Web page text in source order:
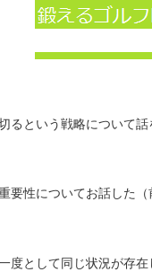
るという戦略について
要性についてお話した（
度として同じ状況が存